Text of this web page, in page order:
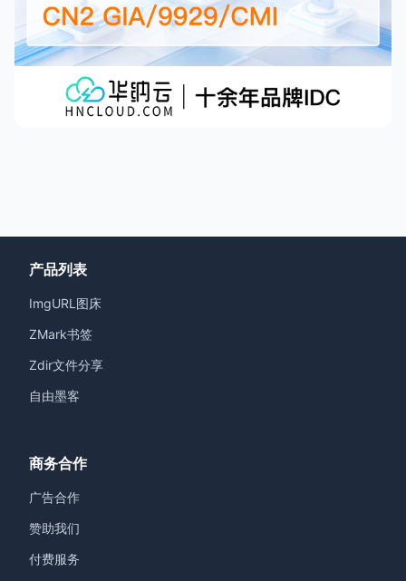
产品列表
ImgURL图床
ZMark书签
Zdir文件分享
自由墨客
商务合作
广告合作
赞助我们
付费服务